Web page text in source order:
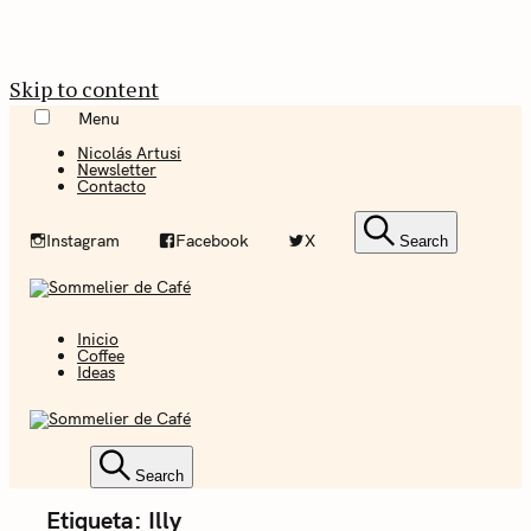
Skip to content
Menu
Nicolás Artusi
Newsletter
Contacto
Instagram Facebook X Search
Sommelier de
Café
Coffee + Ideas
Inicio
Coffee
Ideas
Coffee + Ideas Search
Etiqueta: Illy